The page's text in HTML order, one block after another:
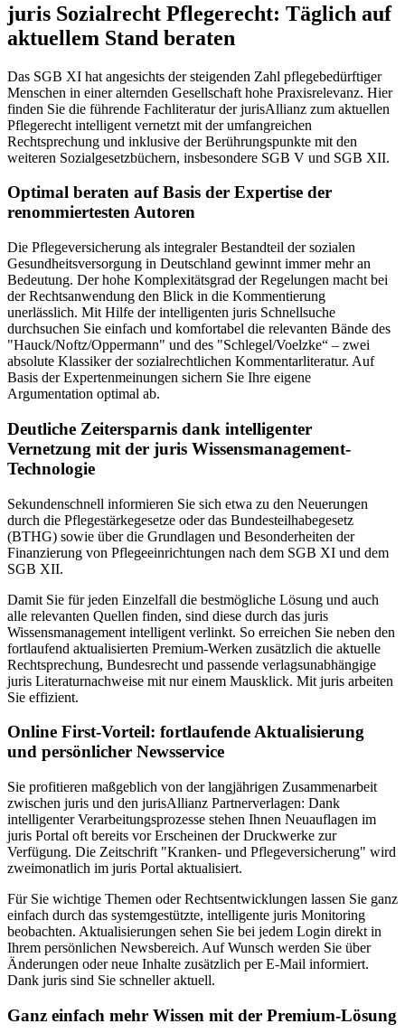
juris Sozialrecht Pflegerecht: Täglich auf
aktuellem Stand beraten
Das SGB XI hat angesichts der steigenden Zahl pflegebedürftiger
Menschen in einer alternden Gesellschaft hohe Praxisrelevanz. Hier
finden Sie die führende Fachliteratur der jurisAllianz zum aktuellen
Pflegerecht intelligent vernetzt mit der umfangreichen
Rechtsprechung und inklusive der Berührungspunkte mit den
weiteren Sozialgesetzbüchern, insbesondere SGB V und SGB XII.
Optimal beraten auf Basis der Expertise der
renommiertesten Autoren
Die Pflegeversicherung als integraler Bestandteil der sozialen
Gesundheitsversorgung in Deutschland gewinnt immer mehr an
Bedeutung. Der hohe Komplexitätsgrad der Regelungen macht bei
der Rechtsanwendung den Blick in die Kommentierung
unerlässlich. Mit Hilfe der intelligenten juris Schnellsuche
durchsuchen Sie einfach und komfortabel die relevanten Bände des
"Hauck/Noftz/Oppermann" und des "Schlegel/Voelzke“ – zwei
absolute Klassiker der sozialrechtlichen Kommentarliteratur. Auf
Basis der Expertenmeinungen sichern Sie Ihre eigene
Argumentation optimal ab.
Deutliche Zeitersparnis dank intelligenter
Vernetzung mit der juris Wissensmanagement-
Technologie
Sekundenschnell informieren Sie sich etwa zu den Neuerungen
durch die Pflegestärkegesetze oder das Bundesteilhabegesetz
(BTHG) sowie über die Grundlagen und Besonderheiten der
Finanzierung von Pflegeeinrichtungen nach dem SGB XI und dem
SGB XII.
Damit Sie für jeden Einzelfall die bestmögliche Lösung und auch
alle relevanten Quellen finden, sind diese durch das juris
Wissensmanagement intelligent verlinkt. So erreichen Sie neben den
fortlaufend aktualisierten Premium-Werken zusätzlich die aktuelle
Rechtsprechung, Bundesrecht und passende verlagsunabhängige
juris Literaturnachweise mit nur einem Mausklick. Mit juris arbeiten
Sie effizient.
Online First-Vorteil: fortlaufende Aktualisierung
und persönlicher Newsservice
Sie profitieren maßgeblich von der langjährigen Zusammenarbeit
zwischen juris und den jurisAllianz Partnerverlagen: Dank
intelligenter Verarbeitungsprozesse stehen Ihnen Neuauflagen im
juris Portal oft bereits vor Erscheinen der Druckwerke zur
Verfügung. Die Zeitschrift "Kranken- und Pflegeversicherung" wird
zweimonatlich im juris Portal aktualisiert.
Für Sie wichtige Themen oder Rechtsentwicklungen lassen Sie ganz
einfach durch das systemgestützte, intelligente juris Monitoring
beobachten. Aktualisierungen sehen Sie bei jedem Login direkt in
Ihrem persönlichen Newsbereich. Auf Wunsch werden Sie über
Änderungen oder neue Inhalte zusätzlich per E-Mail informiert.
Dank juris sind Sie schneller aktuell.
Ganz einfach mehr Wissen mit der Premium-Lösung